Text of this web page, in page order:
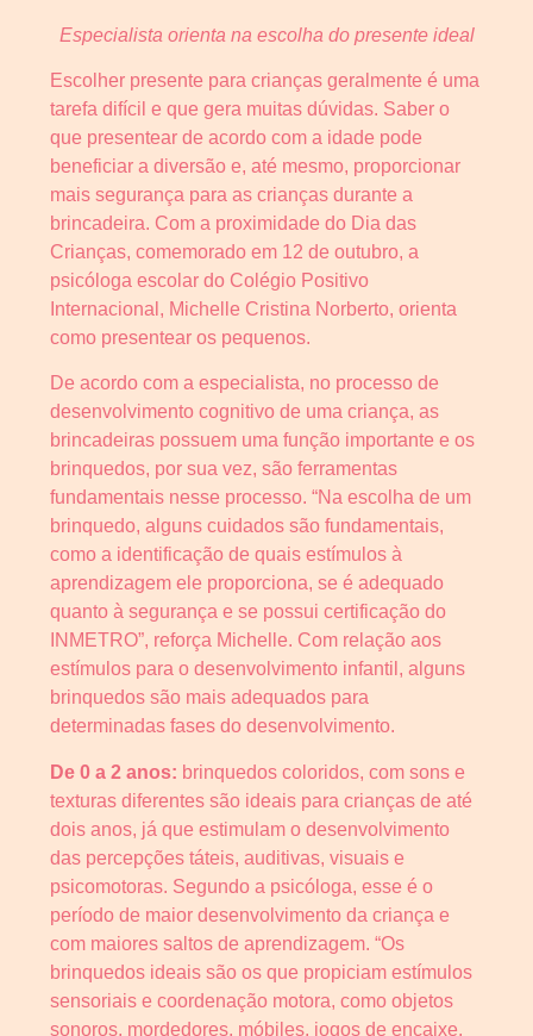
Especialista orienta na escolha do presente ideal
Escolher presente para crianças geralmente é uma
tarefa difícil e que gera muitas dúvidas. Saber o
que presentear de acordo com a idade pode
beneficiar a diversão e, até mesmo, proporcionar
mais segurança para as crianças durante a
brincadeira. Com a proximidade do Dia das
Crianças, comemorado em 12 de outubro, a
psicóloga escolar do Colégio Positivo
Internacional, Michelle Cristina Norberto, orienta
como presentear os pequenos.
De acordo com a especialista, no processo de
desenvolvimento cognitivo de uma criança, as
brincadeiras possuem uma função importante e os
brinquedos, por sua vez, são ferramentas
fundamentais nesse processo. “Na escolha de um
brinquedo, alguns cuidados são fundamentais,
como a identificação de quais estímulos à
aprendizagem ele proporciona, se é adequado
quanto à segurança e se possui certificação do
INMETRO”, reforça Michelle. Com relação aos
estímulos para o desenvolvimento infantil, alguns
brinquedos são mais adequados para
determinadas fases do desenvolvimento.
De 0 a 2 anos: brinquedos coloridos, com sons e
texturas diferentes são ideais para crianças de até
dois anos, já que estimulam o desenvolvimento
das percepções táteis, auditivas, visuais e
psicomotoras. Segundo a psicóloga, esse é o
período de maior desenvolvimento da criança e
com maiores saltos de aprendizagem. “Os
brinquedos ideais são os que propiciam estímulos
sensoriais e coordenação motora, como objetos
sonoros, mordedores, móbiles, jogos de encaixe,